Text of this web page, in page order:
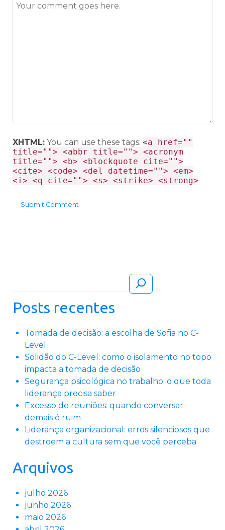
XHTML: You can use these tags: <a href=""
title=""> <abbr title=""> <acronym
title=""> <b> <blockquote cite="">
<cite> <code> <del datetime=""> <em>
<i> <q cite=""> <s> <strike> <strong>
Posts recentes
Tomada de decisão: a escolha de Sofia no C-
Level
Solidão do C-Level: como o isolamento no topo
impacta a tomada de decisão
Segurança psicológica no trabalho: o que toda
liderança precisa saber
Excesso de reuniões: quando conversar
demais é ruim
Liderança organizacional: erros silenciosos que
destroem a cultura sem que você perceba
Arquivos
julho 2026
junho 2026
maio 2026